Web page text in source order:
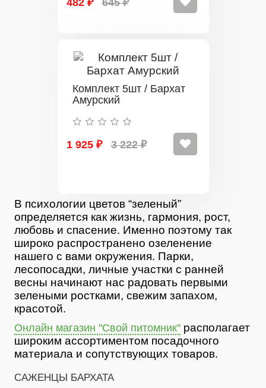
Комплект 5шт / Бархат
Амурский
1 925 ₽ 3 222 ₽
В психологии цветов “зеленый”
определяется как жизнь, гармония, рост,
любовь и спасение. Именно поэтому так
широко распространено озеленение
нашего с вами окружения. Парки,
лесопосадки, личные участки с ранней
весны начинают нас радовать первыми
зелеными ростками, свежим запахом,
красотой.
Онлайн магазин "Свой питомник" располагает
широким ассортиментом посадочного
материала и сопутствующих товаров.
САЖЕНЦЫ БАРХАТА